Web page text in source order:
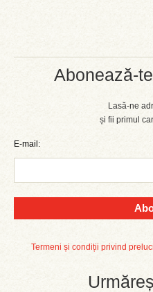
Abonează-
Lasă-ne
și fii primul
E-mail:
Termeni și condiții privind